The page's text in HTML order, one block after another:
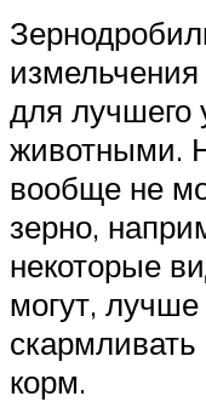
для лучшего
животными.
вообще не
зерно,
некоторые
могут, лучше
корм.